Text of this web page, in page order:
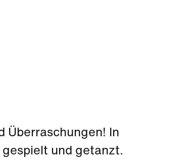
Überraschungen! In
und getanzt.